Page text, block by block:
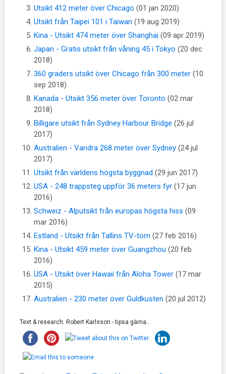
Utsikt 412 meter över Chicago (01 jan 2020)
Utsikt från Taipei 101 i Taiwan (19 aug 2019)
Kina - Utsikt 474 meter över Shanghai (09 apr 2019)
Japan - Gratis utsikt från våning 45 i Tokyo (20 dec
2018)
360 graders utsikt över Chicago från 300 meter (10
sep 2018)
Kanada - Utsikt 356 meter över Toronto (02 mar
2018)
Billigare utsikt från Sydney Harbour Bridge (26 jul
2017)
Australien - Vandra 268 meter över Sydney (24 jul
2017)
Utsikt från världens högsta byggnad (29 jun 2017)
USA - 248 trappsteg uppför 36 meters fyr (17 jun
2016)
Schweiz - Alputsikt från europas högsta hiss (09
mar 2016)
Estland - Utsikt från Tallins TV-torn (27 feb 2016)
Kina - Utsikt 459 meter över Guangzhou (20 feb
2016)
USA - Utsikt över Hawaii från Aloha Tower (17 mar
2015)
Australien - 230 meter över Guldkusten (20 jul 2012)
Text & research: Robert Karlsson - tipsa gärna...